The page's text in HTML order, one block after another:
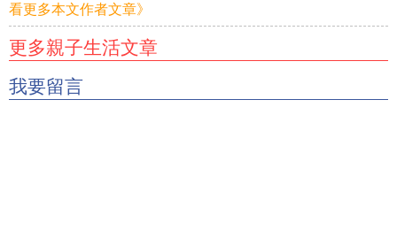
看更多本文作者文章》
更多親子生活文章
我要留言